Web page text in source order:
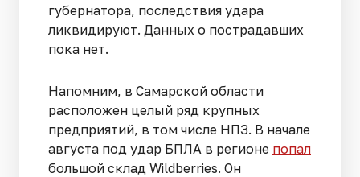
губернатора, последствия удара
ликвидируют. Данных о пострадавших
пока нет.
Напомним, в Самарской области
расположен целый ряд крупных
предприятий, в том числе НПЗ. В начале
августа под удар БПЛА в регионе попал
большой склад Wildberries. Он